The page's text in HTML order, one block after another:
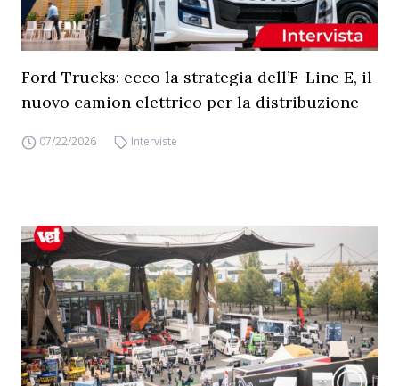
Ford Trucks: ecco la strategia dell’F-Line E, il
nuovo camion elettrico per la distribuzione
07/22/2026 Interviste